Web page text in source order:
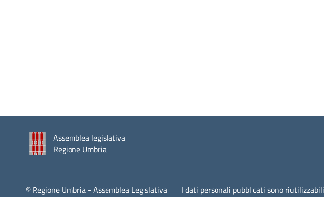
Assemblea legislativa
Regione Umbria
© Regione Umbria - Assemblea Legislativa
I dati personali pubblicati sono riutilizzabili